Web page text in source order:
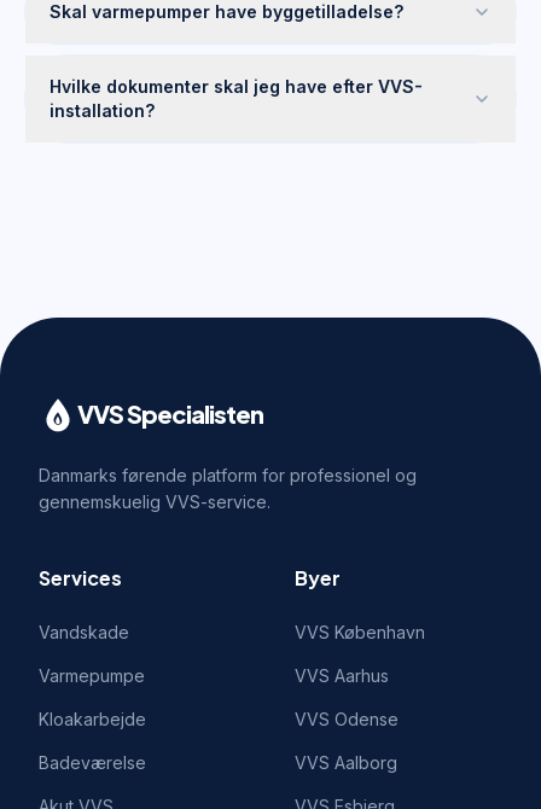
Skal varmepumper have byggetilladelse?
Hvilke dokumenter skal jeg have efter VVS-
installation?
VVS Specialisten
Danmarks førende platform for professionel og
gennemskuelig VVS-service.
Services
Vandskade
Varmepumpe
Kloakarbejde
Badeværelse
Byer
VVS København
VVS Aarhus
VVS Odense
VVS Aalborg